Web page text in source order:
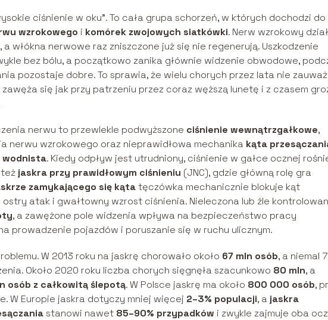
ciśnienie w oku”. To cała grupa schorzeń, w których dochodzi do
wzrokowego i komórek zwojowych siatkówki. Nerw wzrokowy
a włókna nerwowe raz zniszczone już się nie regenerują. Uszkodzenie
bez bólu, a początkowo zanika głównie widzenie obwodowe,
pozostaje dobre. To sprawia, że wielu chorych przez lata nie
się jak przy patrzeniu przez coraz węższą lunetę i z czasem
nerwu to przewlekle podwyższone ciśnienie wewnątrzgałkowe,
nerwu wzrokowego oraz nieprawidłowa mechanika kąta
wodnista. Kiedy odpływ jest utrudniony, ciśnienie w gałce ocznej
jaskra przy prawidłowym ciśnieniu (JNC), gdzie główną rolę gra
zamykającego się kątatęczówka mechanicznie blokuje kąt
atak i gwałtowny wzrost ciśnienia. Nieleczona lub źle
, a zawężone pole widzenia wpływa na bezpieczeństwo pracy
prowadzenie pojazdów i poruszanie się w ruchu ulicznym.
W 2013 roku na jaskrę chorowało około 67 mln osób, a niemal
Około 2020 roku liczba chorych sięgnęła szacunkowo 80 mln, a
osób z całkowitą ślepotą. W Polsce jaskrę ma około 800 000 osób,
W Europie jaskra dotyczy mniej więcej 2–3% populacji, a jaskra
stanowi nawet 85–90% przypadków i zwykle zajmuje oba